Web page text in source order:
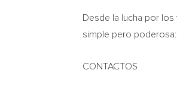
Desde la lucha por
simple pero
CONTACTOS